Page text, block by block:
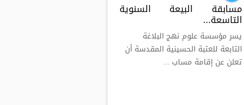
مسابقة البيعة السنوية
التاسعة...
يسر مؤسسة علوم نهج البلاغة
التابعة للعتبة الحسينية المقدسة أن
تعلن عن إقامة مساب ...